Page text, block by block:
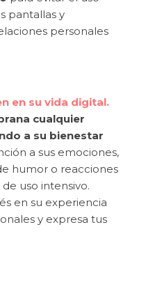
pantallas y
personales
en su vida digital.
cualquier
a su bienestar
a sus emociones,
humor o reacciones
uso intensivo.
en su experiencia
y expresa tus